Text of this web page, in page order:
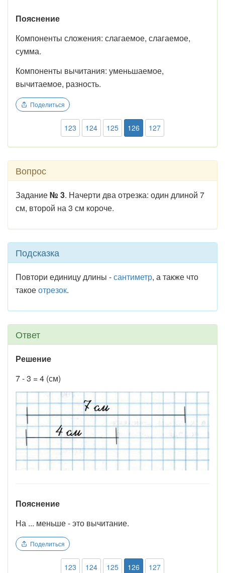
Пояснение
Компоненты сложения: слагаемое, слагаемое,
сумма.
Компоненты вычитания: уменьшаемое,
вычитаемое, разность.
Поделиться
123 124 125 126 127
Вопрос
Задание№ 3. Начерти два отрезка: один длиной 7
см, второй на 3 см короче.
Подсказка
Повтори единицу длины -сантиметр, а также что
такоеотрезок.
Ответ
Решение
7 - 3 = 4 (см)
Пояснение
На ... меньше - это вычитание.
Поделиться
123 124 125 126 127